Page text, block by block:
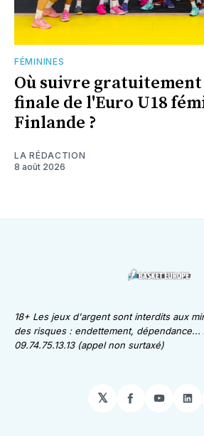
FÉMININES
Où suivre
finale de l'Euro U18
Finlande ?
LA RÉDACTION
8 août 2026
18+ Les jeux d'argent sont interdits aux
des risques : endettement, dépendance...
09.74.75.13.13 (appel non surtaxé)
𝕏 Facebook